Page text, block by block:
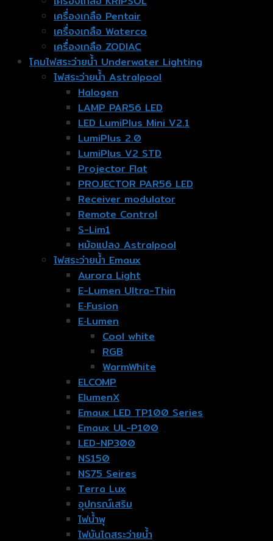
เครื่องเกลือ Pentair
เครื่องเกลือ Waterco
เครื่องเกลือ ZODIAC
โคมไฟสระว่ายน้ำ Underwater Lighting
ไฟสระว่ายน้ำ Astralpool
Halogen
LAMP PAR56 LED
LED LumiPlus Mini V2.1
LumiPlus 2.0
LumiPlus V2 STD
Projector Flat
PROJECTOR PAR56 LED
Receiver modulator
Remote Control
S-Lim1
หม้อแปลง Astralpool
ไฟสระว่ายน้ำ Emaux
Aurora Light
E-Lumen Ultra-Thin
E‐Fusion
E‐Lumen
Cool white
RGB
WarmWhite
ELCOMP
ElumenX
Emaux LED TP100 Series
Emaux UL-P100
LED-NP300
NS150
NS75 Seires
Terra Lux
อุปกรณ์เสริม
ไฟน้ำพุ
ไฟบันไดสระว่ายน้ำ